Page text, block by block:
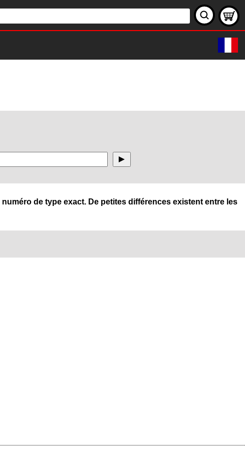
de type exact. De petites différences existent entre les